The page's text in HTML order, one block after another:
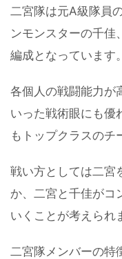
二宮隊は元A級隊員
ンモンスターの千佳
編成となっています。
各個人の戦闘能力が
いった戦術眼にも優
もトップクラスのチ
戦い方としては二宮
か、二宮と千佳がコ
いくことが考えられ
二宮隊メンバーの特